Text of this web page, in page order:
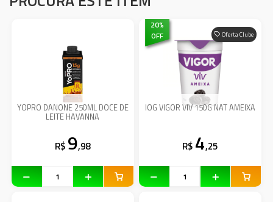
YOPRO DANONE 250ML DOCE DE
LEITE HAVANNA
R$ 9,98
Oferta Clube
20%
OFF
IOG VIGOR VIV 150G NAT AMEIXA
R$ 4,25